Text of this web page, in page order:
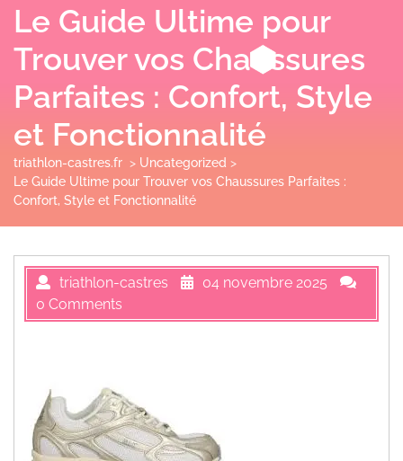
Le Guide Ultime pour
Trouver vos Chaussures
Parfaites : Confort, Style
et Fonctionnalité
triathlon-castres.fr > Uncategorized >
Le Guide Ultime pour Trouver vos Chaussures Parfaites :
Confort, Style et Fonctionnalité
triathlon-castres
04 novembre 2025
0 Comments